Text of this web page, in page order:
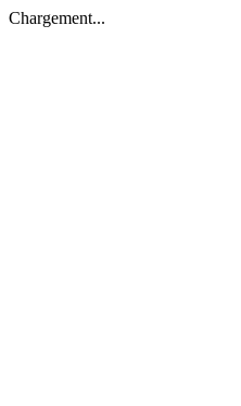
Chargement...